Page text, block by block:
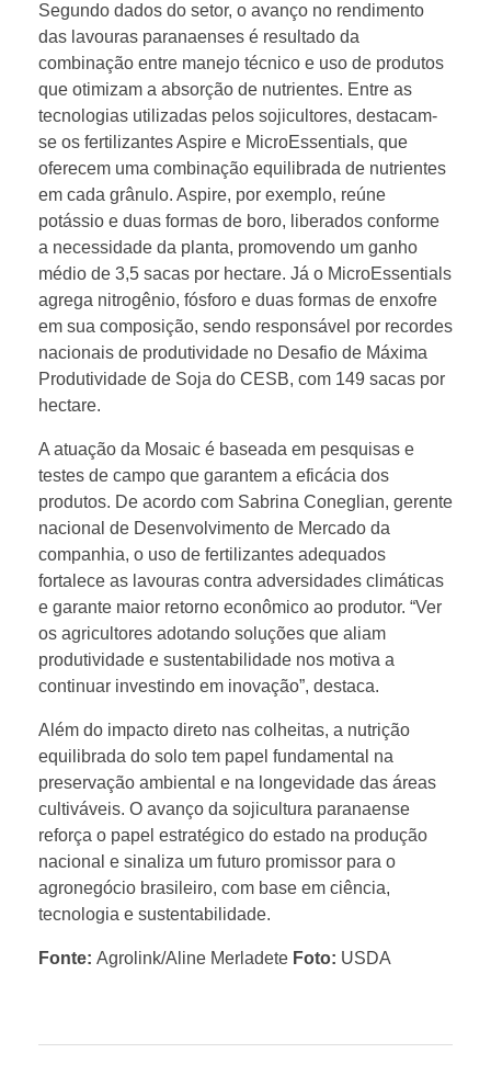
l
i
z
a
n
t
e
s
t
e
c
n
o
l
ó
g
c
Segundo dados do setor, o avanço no rendimento
das lavouras paranaenses é resultado da
combinação entre manejo técnico e uso de produtos
que otimizam a absorção de nutrientes. Entre as
tecnologias utilizadas pelos sojicultores, destacam-
se os fertilizantes Aspire e MicroEssentials, que
oferecem uma combinação equilibrada de nutrientes
em cada grânulo. Aspire, por exemplo, reúne
potássio e duas formas de boro, liberados conforme
a necessidade da planta, promovendo um ganho
médio de 3,5 sacas por hectare. Já o MicroEssentials
agrega nitrogênio, fósforo e duas formas de enxofre
em sua composição, sendo responsável por recordes
nacionais de produtividade no Desafio de Máxima
Produtividade de Soja do CESB, com 149 sacas por
hectare.
A atuação da Mosaic é baseada em pesquisas e
testes de campo que garantem a eficácia dos
produtos. De acordo com Sabrina Coneglian, gerente
nacional de Desenvolvimento de Mercado da
companhia, o uso de fertilizantes adequados
fortalece as lavouras contra adversidades climáticas
e garante maior retorno econômico ao produtor. “Ver
os agricultores adotando soluções que aliam
produtividade e sustentabilidade nos motiva a
continuar investindo em inovação”, destaca.
Além do impacto direto nas colheitas, a nutrição
equilibrada do solo tem papel fundamental na
preservação ambiental e na longevidade das áreas
cultiváveis. O avanço da sojicultura paranaense
reforça o papel estratégico do estado na produção
nacional e sinaliza um futuro promissor para o
agronegócio brasileiro, com base em ciência,
tecnologia e sustentabilidade.
Fonte: Agrolink/Aline Merladete Foto: USDA